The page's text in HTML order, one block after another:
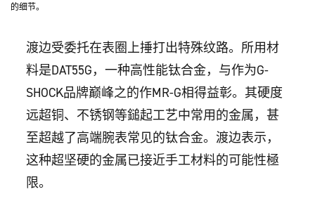
的细节。
渡边受委托在表圈上捶打出特殊纹路。所用材
料是DAT55G，一种高性能钛合金，与作为G-
SHOCK品牌巅峰之的作MR-G相得益彰。其硬度
远超铜、不锈钢等鎚起工艺中常用的金属，甚
至超越了高端腕表常见的钛合金。渡边表示，
这种超坚硬的金属已接近手工材料的可能性極
限。